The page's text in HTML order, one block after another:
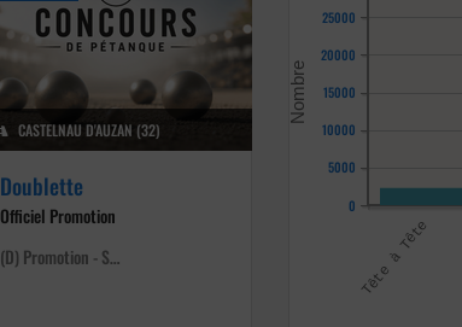
CASTELNAU D'AUZAN (32)
Doublette
Officiel Promotion
(D) Promotion - S…
0
5000
10000
15000
20000
25000